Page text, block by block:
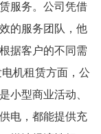
服务。公司凭借
的服务团队，他
据客户的不同需
机租赁方面，公
小型商业活动、
电，都能提供充